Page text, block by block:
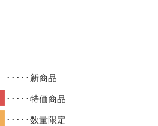
･････新商品
･････特価商品
･････数量限定